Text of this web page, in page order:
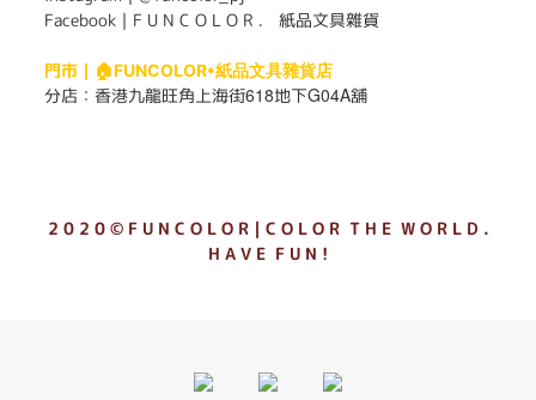
Facebook｜ F U N C O L O R ． 紙品文具雜貨
門市｜ 🏠FUNCOLOR•紙品文具雜貨店
分店： 香港九龍旺角上海街618地下G04A舖
2 0 2 0 © F U N C O L O R｜C O L O R T H E W O R L D .
H A V E F U N !